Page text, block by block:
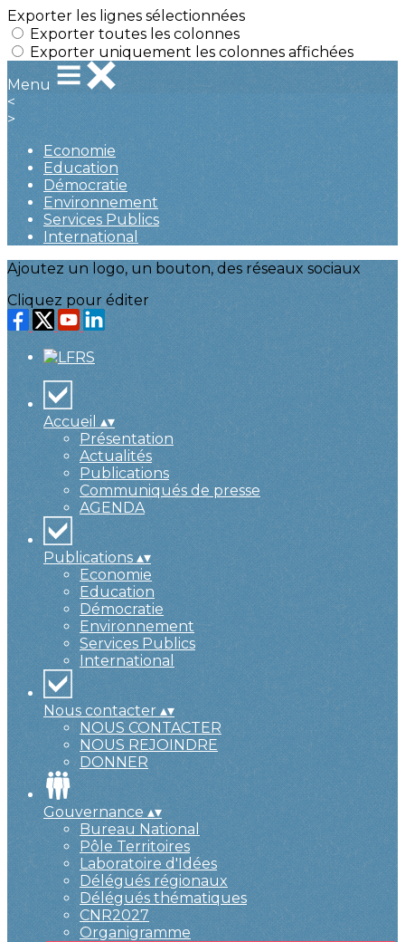
Exporter les lignes sélectionnées
Exporter toutes les colonnes
Exporter uniquement les colonnes affichées
Menu
<
>
Economie
Education
Démocratie
Environnement
Services Publics
International
Ajoutez un logo, un bouton, des réseaux sociaux
Cliquez pour éditer
Accueil▴▾
Présentation
Actualités
Publications
Communiqués de presse
AGENDA
Publications▴▾
Economie
Education
Démocratie
Environnement
Services Publics
International
Nous contacter▴▾
NOUS CONTACTER
NOUS REJOINDRE
DONNER
Gouvernance▴▾
Bureau National
Pôle Territoires
Laboratoire d'Idées
Délégués régionaux
Délégués thématiques
CNR2027
Organigramme